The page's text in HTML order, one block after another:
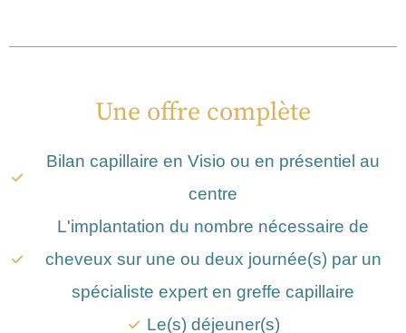
Une offre complète
Bilan capillaire en Visio ou en présentiel au
centre
L'implantation du nombre nécessaire de
cheveux sur une ou deux journée(s) par un
spécialiste expert en greffe capillaire
Le(s) déjeuner(s)